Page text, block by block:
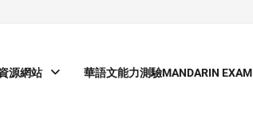
源網站 華語文能力測驗MANDARIN EXAM